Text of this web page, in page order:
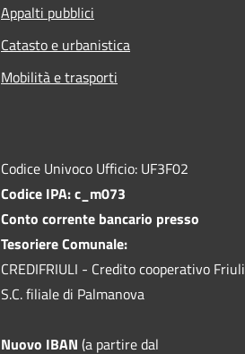
Appalti pubblici
Catasto e urbanistica
Mobilità e trasporti
Codice Univoco Ufficio: UF3F02
Codice IPA: c_m073
Conto corrente bancario presso
Tesoriere Comunale:
CREDIFRIULI - Credito cooperativo Friuli
S.C. filiale di Palmanova
Nuovo IBAN (a partire dal